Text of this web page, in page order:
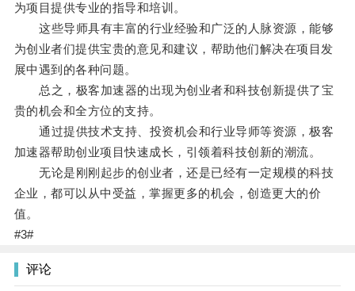
为项目提供专业的指导和培训。
这些导师具有丰富的行业经验和广泛的人脉资源，能够
为创业者们提供宝贵的意见和建议，帮助他们解决在项目发
展中遇到的各种问题。
总之，极客加速器的出现为创业者和科技创新提供了宝
贵的机会和全方位的支持。
通过提供技术支持、投资机会和行业导师等资源，极客
加速器帮助创业项目快速成长，引领着科技创新的潮流。
无论是刚刚起步的创业者，还是已经有一定规模的科技
企业，都可以从中受益，掌握更多的机会，创造更大的价
值。
#3#
评论